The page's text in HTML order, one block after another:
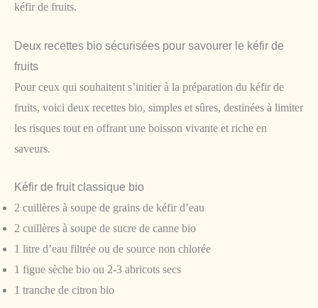
kéfir de fruits.
Deux recettes bio sécurisées pour savourer le kéfir de
fruits
Pour ceux qui souhaitent s’initier à la préparation du kéfir de
fruits, voici deux recettes bio, simples et sûres, destinées à limiter
les risques tout en offrant une boisson vivante et riche en
saveurs.
Kéfir de fruit classique bio
2 cuillères à soupe de grains de kéfir d’eau
2 cuillères à soupe de sucre de canne bio
1 litre d’eau filtrée ou de source non chlorée
1 figue sèche bio ou 2-3 abricots secs
1 tranche de citron bio